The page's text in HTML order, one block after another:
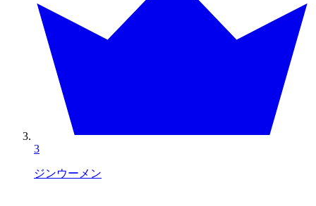
3
ジンウーメン